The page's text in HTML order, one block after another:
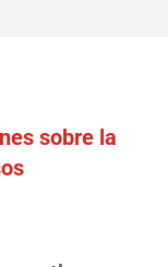
sobre la